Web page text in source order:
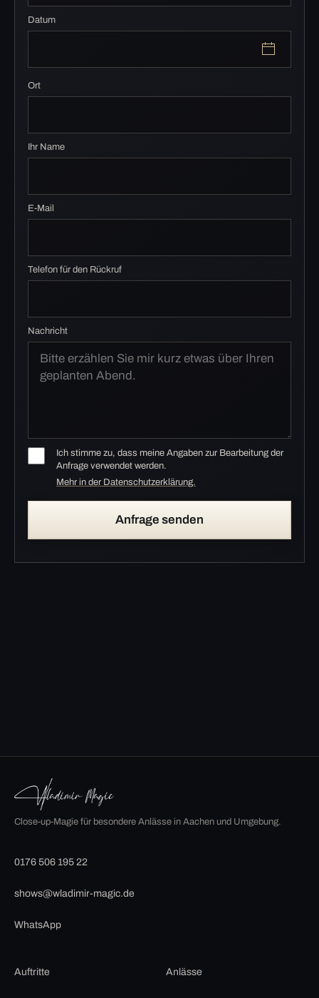
Datum
Ort
Ihr Name
E-Mail
Telefon für den Rückruf
Nachricht
Ich stimme zu, dass meine Angaben zur Bearbeitung der
Anfrage verwendet werden.
Mehr in der Datenschutzerklärung.
Anfrage senden
Close-up-Magie für besondere Anlässe in Aachen und Umgebung.
0176 506 195 22
shows@wladimir-magic.de
WhatsApp
Auftritte Anlässe